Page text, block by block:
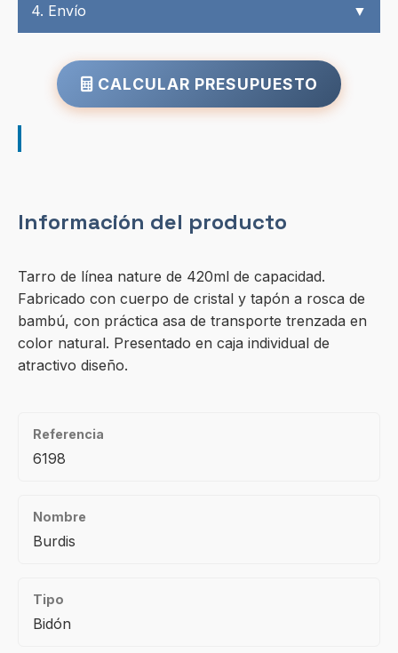
4. Envío ▼
CALCULAR PRESUPUESTO
Información del producto
Tarro de línea nature de 420ml de capacidad.
Fabricado con cuerpo de cristal y tapón a rosca de
bambú, con práctica asa de transporte trenzada en
color natural. Presentado en caja individual de
atractivo diseño.
Referencia
6198
Nombre
Burdis
Tipo
Bidón